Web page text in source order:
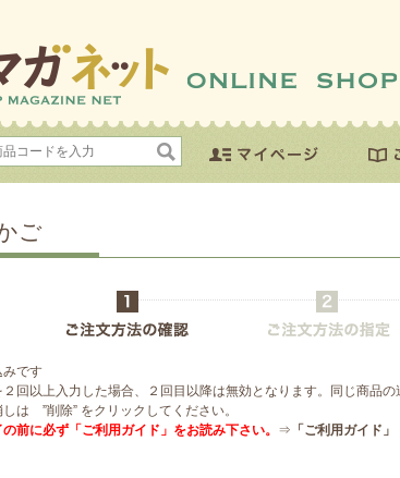
ご
みです
２回以上入力した場合、２回目以降は無効となります。同じ商品
しは ”削除” をクリックしてください。
前に必ず「ご利用ガイド」をお読み下さい。 ⇒ 「ご利用ガイド」